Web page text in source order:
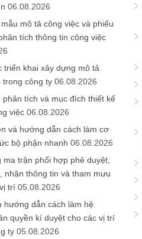
06.08.2026
mô tả công việc và phiếu
tích thông tin công việc
triển khai xây dựng mô tả
trong công ty 06.08.2026
phân tích và mục đích thiết kế
việc 06.08.2026
và hướng dẫn cách làm cơ
bộ phận nhanh 06.08.2026
ma trận phối hợp phê duyệt,
nhận thông tin và tham mưu
trí 05.08.2026
hướng dẫn cách làm hệ
quyền kí duyệt cho các vị trí
ty 05.08.2026